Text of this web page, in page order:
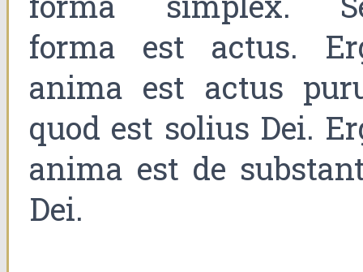
forma est actus.
anima est actus
quod est solius Dei.
anima est de
Dei.